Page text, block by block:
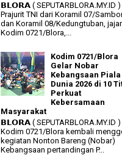
𝗕𝗟𝗢𝗥𝗔 ( SEPUTARBLORA.MY.ID
Prajurit TNI dari Koramil 07/
dan Koramil 08/Kedungtuban,
Kodim 0721/Blora,...
Kodim 0721/Blora
Gelar Nobar
Kebangsaan Piala
Dunia 2026 di 10
Perkuat
Kebersamaan
Masyarakat
𝗕𝗟𝗢𝗥𝗔 ( SEPUTARBLORA.MY.ID
Kodim 0721/Blora kembali
kegiatan Nonton Bareng (Nobar)
Kebangsaan pertandingan P...